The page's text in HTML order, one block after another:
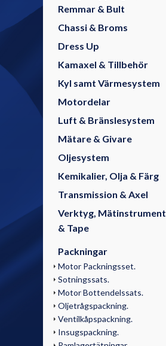
Remmar & Bult
Chassi & Broms
Dress Up
Kamaxel & Tillbehör
Kyl samt Värmesystem
Motordelar
Luft & Bränslesystem
Mätare & Givare
Oljesystem
Kemikalier, Olja & Färg
Transmission & Axel
Verktyg, Mätinstrument
& Tape
Packningar
Motor Packningsset.
Sotningssats.
Motor Bottendelssats.
Oljetrågspackning.
Ventilkåpspackning.
Insugspackning.